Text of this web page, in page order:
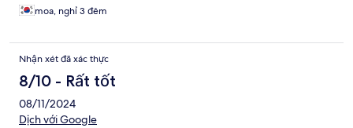
moa, nghỉ 3 đêm
Nhận xét đã xác thực
8/10 - Rất tốt
08/11/2024
Dịch với Google